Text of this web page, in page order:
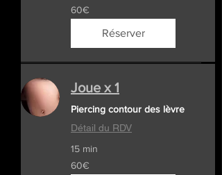
60€
60€
Réserver
Joue x 1
Piercing contour des lèvre
Détail du RDV
15 min
60€
60€